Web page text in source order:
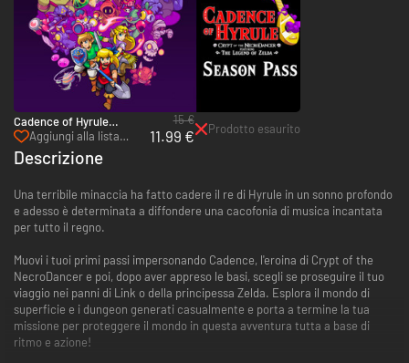
Cadence of Hyrule
Season Pass - Switch
Aggiungi alla lista
desideri
15 €
11.99 € Prodotto esaurito
Descrizione
Una terribile minaccia ha fatto cadere il re di Hyrule in un sonno profondo
e adesso è determinata a diffondere una cacofonia di musica incantata
per tutto il regno.
Muovi i tuoi primi passi impersonando Cadence, l'eroina di Crypt of the
NecroDancer e poi, dopo aver appreso le basi, scegli se proseguire il tuo
viaggio nei panni di Link o della principessa Zelda. Esplora il mondo di
superficie e i dungeon generati casualmente e porta a termine la tua
missione per proteggere il mondo in questa avventura tutta a base di
ritmo e azione!